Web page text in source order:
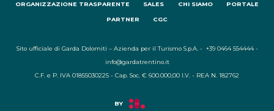
ORGANIZZAZIONE TRASPARENTE SALES CHI SIAMO PORTALE
PARTNER CGC
Sito ufficiale di Garda Dolomiti – Azienda per il Turismo S.p.A. - +39 0464 554444 -
info@gardatrentino.it
C.F. e P. IVA 01855030225 - Cap. Soc. € 600.000,00 I.V. - REA N. 182762